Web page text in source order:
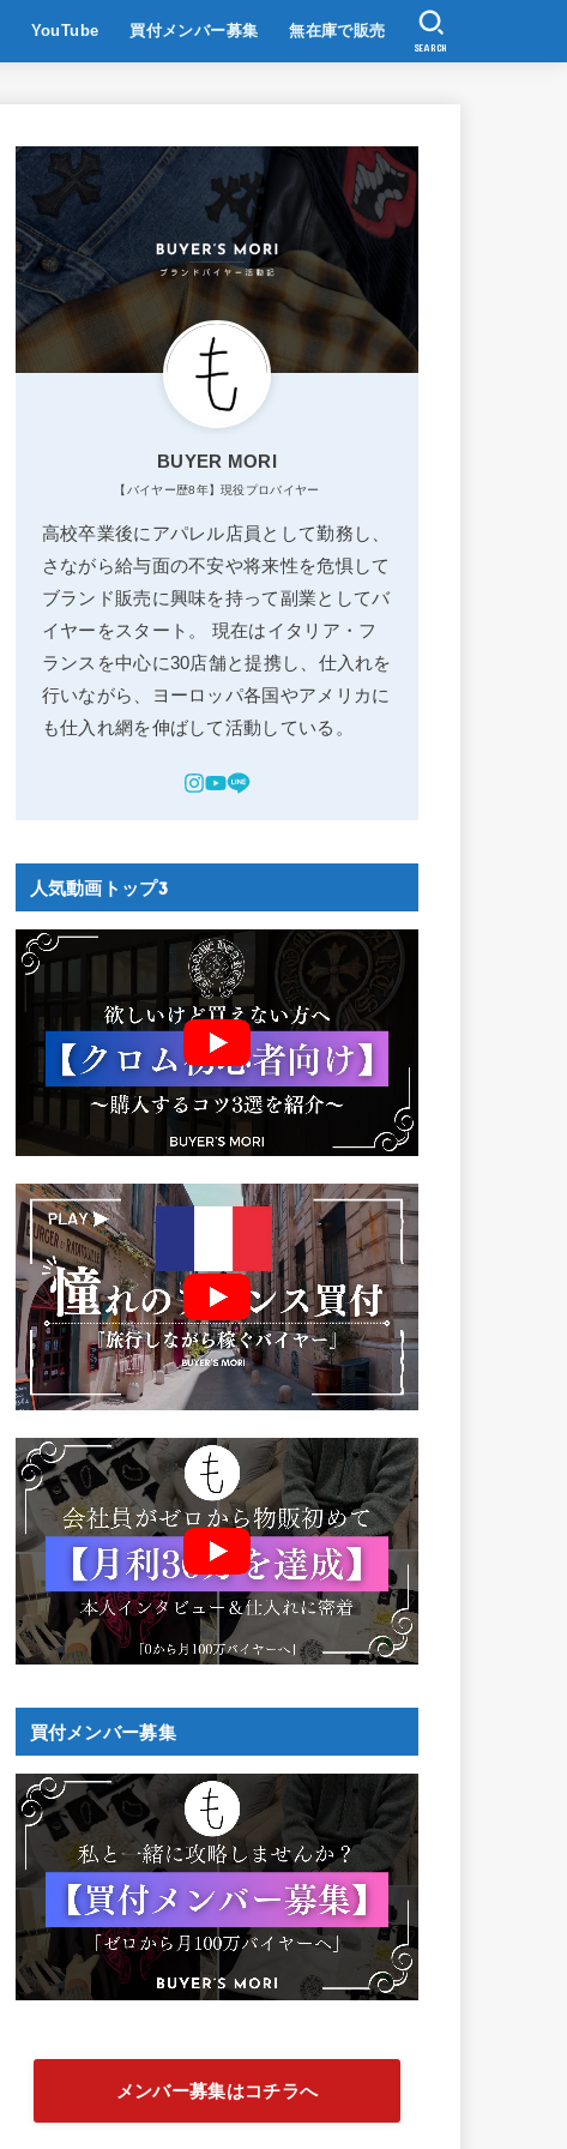
YouTube 買付メンバー募集 無在庫で販売
SEARCH
BUYER MORI
【バイヤー歴8年】現役プロバイヤー
高校卒業後にアパレル店員として勤務し、
さながら給与面の不安や将来性を危惧して
ブランド販売に興味を持って副業としてバ
イヤーをスタート。 現在はイタリア・フ
ランスを中心に30店舗と提携し、仕入れを
行いながら、ヨーロッパ各国やアメリカに
も仕入れ網を伸ばして活動している。
人気動画トップ3
買付メンバー募集
メンバー募集はコチラへ